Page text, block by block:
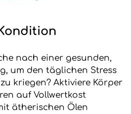
nach einer gesunden,
um den täglichen Stress
kriegen? Aktiviere Körper
auf Vollwertkost
ätherischen Ölen